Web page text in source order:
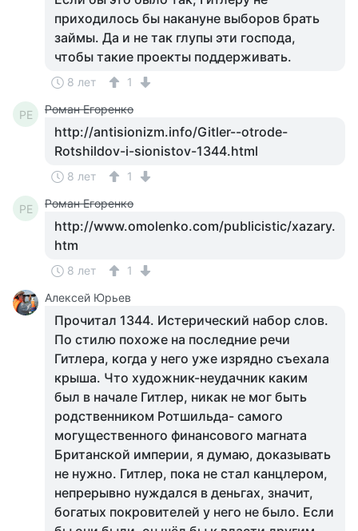
приходилось бы накануне выборов брать
займы. Да и не так глупы эти господа,
чтобы такие проекты поддерживать.
8 лет 1
РЕ Роман Егоренко
http://antisionizm.info/Gitler--otrode-
Rotshildov-i-sionistov-1344.html
8 лет 1
РЕ Роман Егоренко
http://www.omolenko.com/publicistic/xazary.
htm
8 лет
1
Алексей Юрьев
Прочитал 1344. Истерический набор слов.
По стилю похоже на последние речи
Гитлера, когда у него уже изрядно съехала
крыша. Что художник-неудачник каким
был в начале Гитлер, никак не мог быть
родственником Ротшильда- самого
могущественного финансового магната
Британской империи, я думаю, доказывать
не нужно. Гитлер, пока не стал канцлером,
непрерывно нуждался в деньгах, значит,
богатых покровителей у него не было. Если